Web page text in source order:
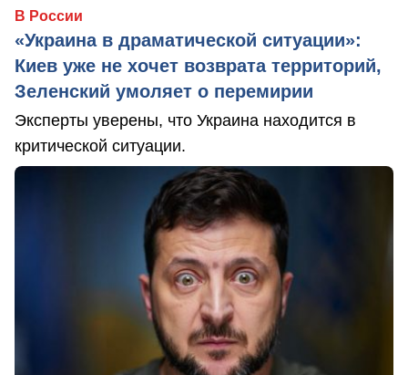
В России
«Украина в драматической ситуации»:
Киев уже не хочет возврата территорий,
Зеленский умоляет о перемирии
Эксперты уверены, что Украина находится в
критической ситуации.